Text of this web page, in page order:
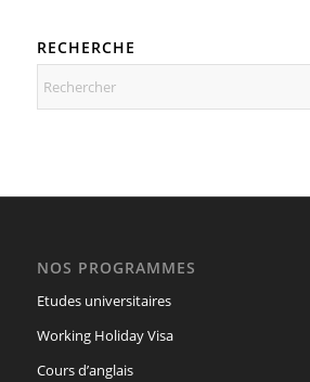
RECHERCHE
NOS PROGRAMMES
Etudes universitaires
Working Holiday Visa
Cours d’anglais